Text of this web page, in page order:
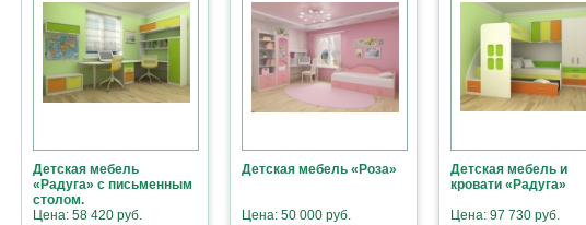
Детская мебель
«Радуга» с письменным
столом.
Цена: 58 420 руб.
Детская мебель «Роза»
Цена: 50 000 руб.
Детская мебель и
кровати «Радуга»
Цена: 97 730 руб.